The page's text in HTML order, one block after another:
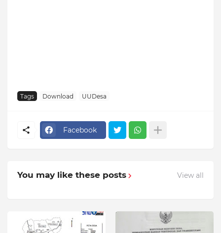
Tags Download UUDesa
Facebook
You may like these posts View all